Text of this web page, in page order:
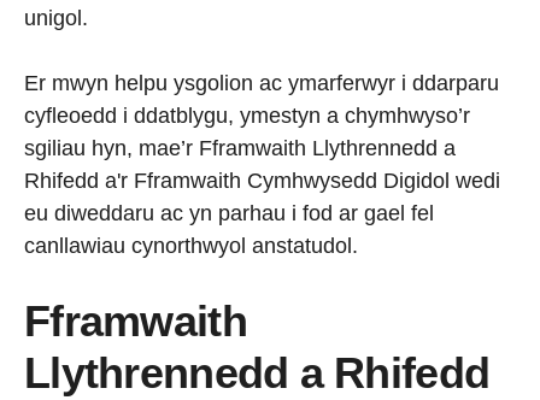
unigol.
Er mwyn helpu ysgolion ac ymarferwyr i ddarparu
cyfleoedd i ddatblygu, ymestyn a chymhwyso’r
sgiliau hyn, mae’r Fframwaith Llythrennedd a
Rhifedd a'r Fframwaith Cymhwysedd Digidol wedi
eu diweddaru ac yn parhau i fod ar gael fel
canllawiau cynorthwyol anstatudol.
Fframwaith
Llythrennedd a Rhifedd